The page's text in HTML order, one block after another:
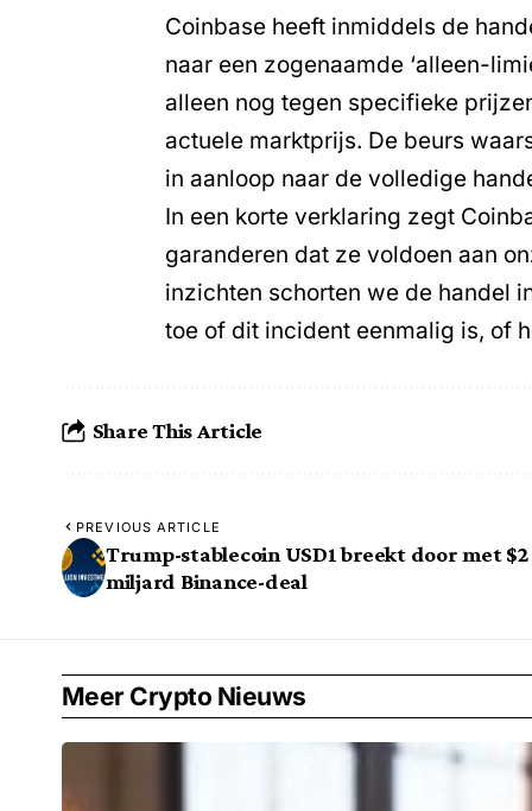
Coinbase heeft inmiddels de
naar een zogenaamde ‘alleen-
alleen nog tegen specifieke
actuele marktprijs. De beurs
in aanloop naar de volledige
In een korte verklaring zegt
garanderen dat ze voldoen aan
inzichten schorten we de handel
toe of dit incident eenmalig is, of
Share This Article
PREVIOUS ARTICLE
Trump-stablecoin USD1 breekt door met $2
miljard Binance-deal
Meer Crypto Nieuws